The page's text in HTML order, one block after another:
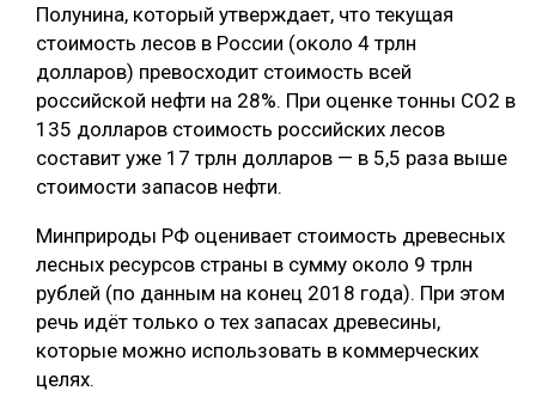
Полунина, который утверждает, что текущая
стоимость лесов в России (около 4 трлн
долларов) превосходит стоимость всей
российской нефти на 28%. При оценке тонны CO2 в
135 долларов стоимость российских лесов
составит уже 17 трлн долларов — в 5,5 раза выше
стоимости запасов нефти.
Минприроды РФ оценивает стоимость древесных
лесных ресурсов страны в сумму около 9 трлн
рублей (по данным на конец 2018 года). При этом
речь идёт только о тех запасах древесины,
которые можно использовать в коммерческих
целях.